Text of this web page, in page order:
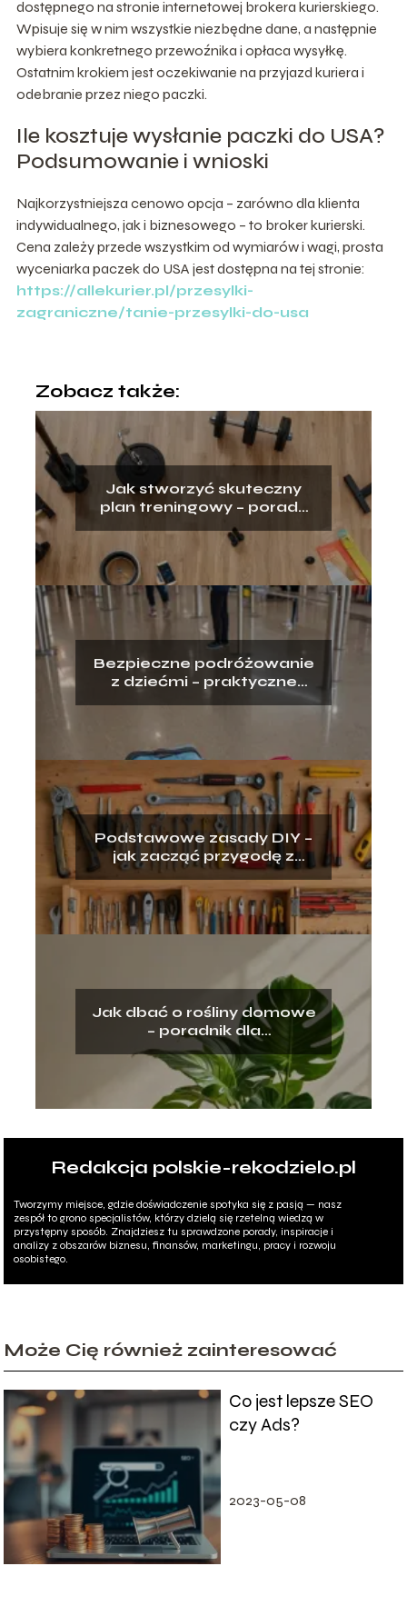
dostępnego na stronie internetowej brokera kurierskiego.
Wpisuje się w nim wszystkie niezbędne dane, a następnie
wybiera konkretnego przewoźnika i opłaca wysyłkę.
Ostatnim krokiem jest oczekiwanie na przyjazd kuriera i
odebranie przez niego paczki.
Ile kosztuje wysłanie paczki do USA?
Podsumowanie i wnioski
Najkorzystniejsza cenowo opcja – zarówno dla klienta
indywidualnego, jak i biznesowego – to broker kurierski.
Cena zależy przede wszystkim od wymiarów i wagi, prosta
wyceniarka paczek do USA jest dostępna na tej stronie:
https://allekurier.pl/przesylki-
zagraniczne/tanie-przesylki-do-usa
Zobacz także:
Jak stworzyć skuteczny
plan treningowy – porady
dla wszystkich poziomów
Bezpieczne podróżowanie
z dziećmi – praktyczne
Podstawowe zasady DIY –
jak zacząć przygodę z
majsterkowaniem
Jak dbać o rośliny domowe
– poradnik dla
początkujących
ogrodników
Redakcja polskie-rekodzielo.pl
Tworzymy miejsce, gdzie doświadczenie spotyka się z pasją — nasz
zespół to grono specjalistów, którzy dzielą się rzetelną wiedzą w
przystępny sposób. Znajdziesz tu sprawdzone porady, inspiracje i
analizy z obszarów biznesu, finansów, marketingu, pracy i rozwoju
osobistego.
Może Cię również zainteresować
Co jest lepsze SEO
czy Ads?
2023-05-08